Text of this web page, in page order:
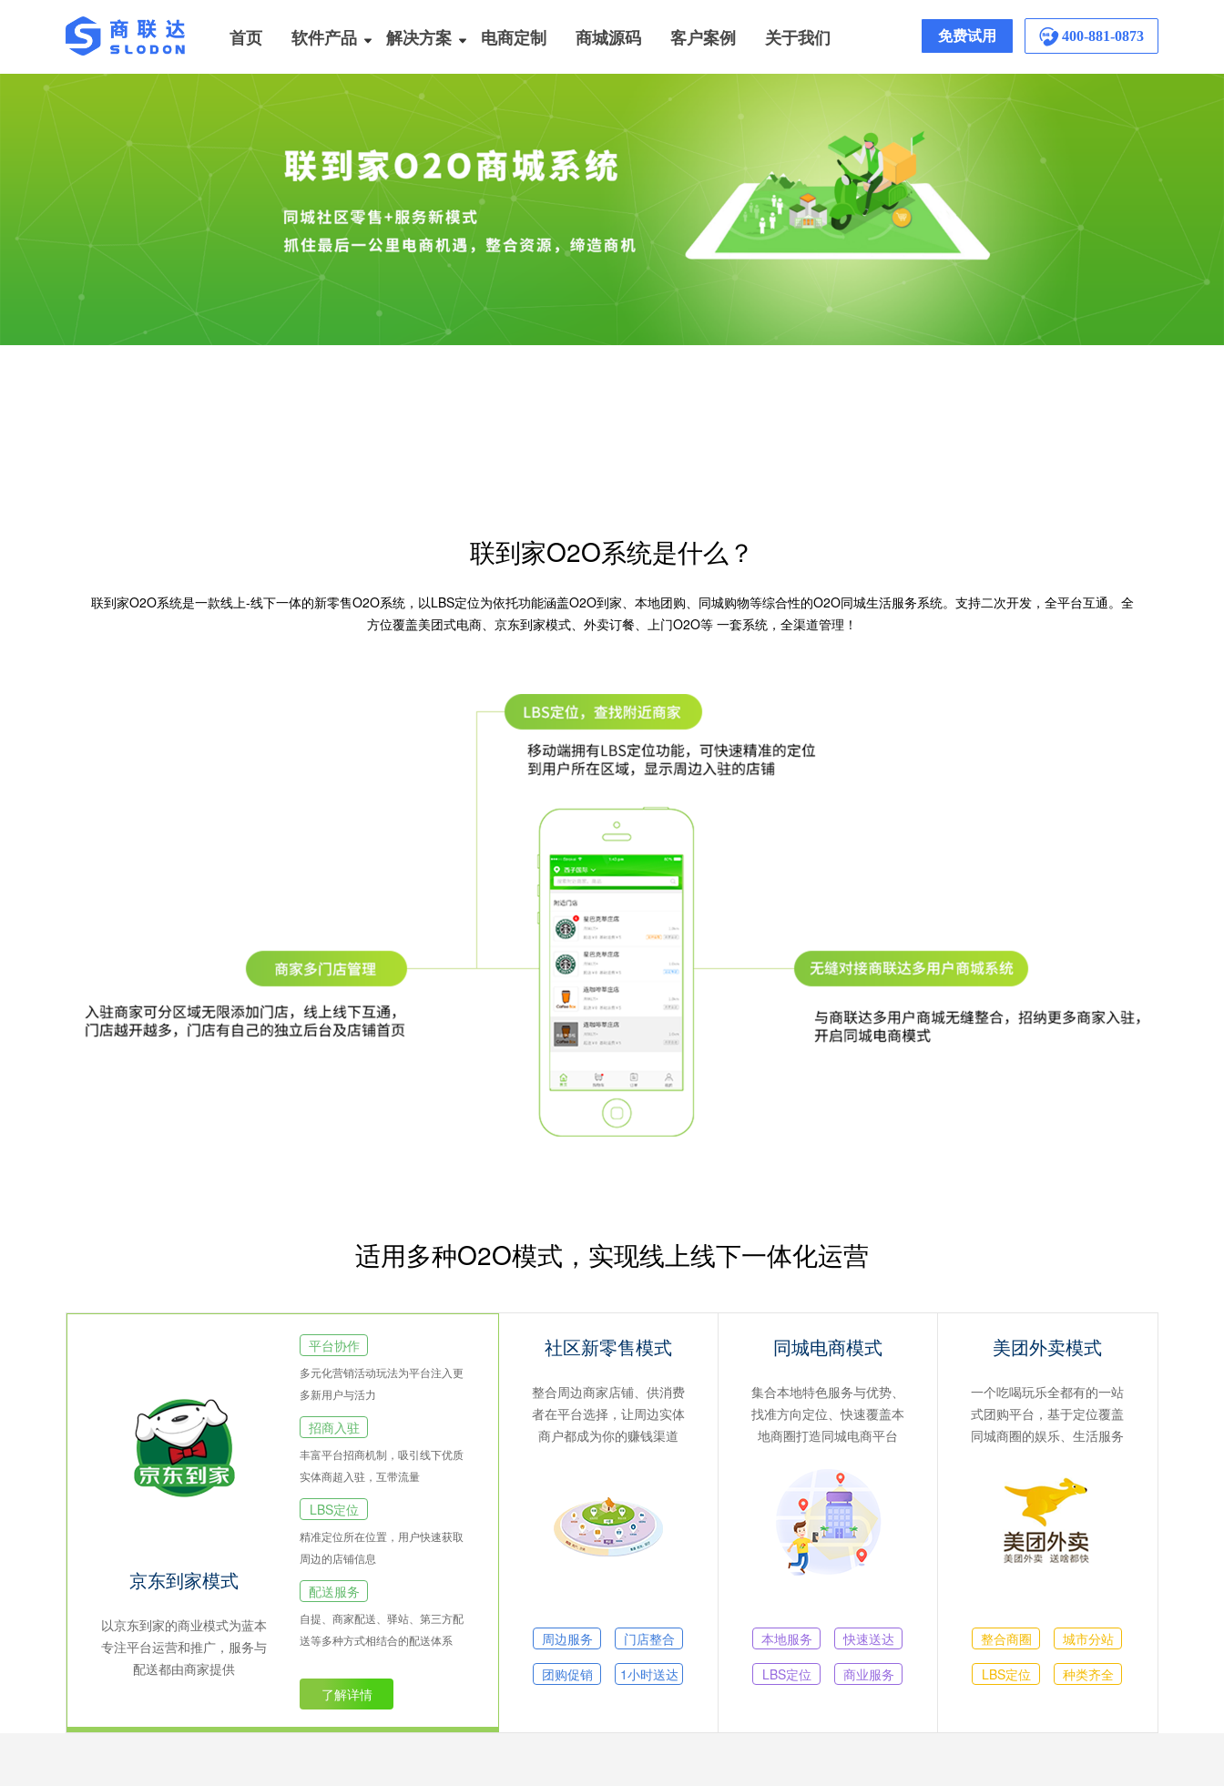
首页 软件产品 解决方案 电商定制 商城源码 客户案例 关于我们 免费试用 400-881-0873
联到家O2O系统是什么？
联到家O2O系统是一款线上-线下一体的新零售O2O系统，以LBS定位为依托功能涵盖O2O到家、本地团购、同城购物等综合性的O2O同城生活服务系统。支持二次开发，全平台互通。全
方位覆盖美团式电商、京东到家模式、外卖订餐、上门O2O等 一套系统，全渠道管理！
适用多种O2O模式，实现线上线下一体化运营
京东到家模式
以京东到家的商业模式为蓝本
专注平台运营和推广，服务与
配送都由商家提供
平台协作
多元化营销活动玩法为平台注入更
多新用户与活力
招商入驻
丰富平台招商机制，吸引线下优质
实体商超入驻，互带流量
LBS定位
精准定位所在位置，用户快速获取
周边的店铺信息
配送服务
自提、商家配送、驿站、第三方配
送等多种方式相结合的配送体系
了解详情
社区新零售模式
整合周边商家店铺、供消费
者在平台选择，让周边实体
商户都成为你的赚钱渠道
周边服务
门店整合
团购促销
1小时送达
同城电商模式
集合本地特色服务与优势、
找准方向定位、快速覆盖本
地商圈打造同城电商平台
本地服务
快速送达
LBS定位
商业服务
美团外卖模式
一个吃喝玩乐全都有的一站
式团购平台，基于定位覆盖
同城商圈的娱乐、生活服务
整合商圈
城市分站
LBS定位
种类齐全